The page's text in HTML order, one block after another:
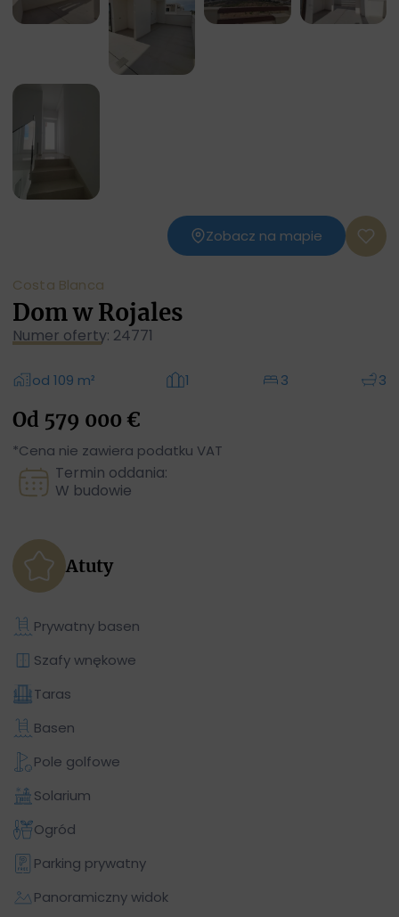
Zobacz na mapie
Costa Blanca
Dom w Rojales
Numer oferty: 24771
od 109 m² 1 3 3
Od 579 000 €
*Cena nie zawiera podatku VAT
Termin oddania:
W budowie
Atuty
Prywatny basen
Szafy wnękowe
Taras
Basen
Pole golfowe
Solarium
Ogród
Parking prywatny
Panoramiczny widok